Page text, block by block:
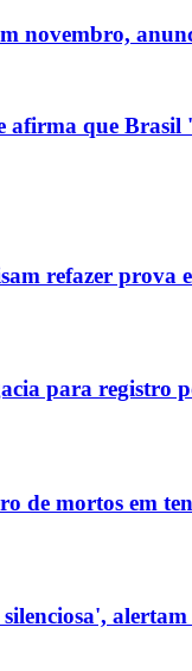
novembro,
afirma que Brasil
refazer prova
para registro
de mortos em
alertam